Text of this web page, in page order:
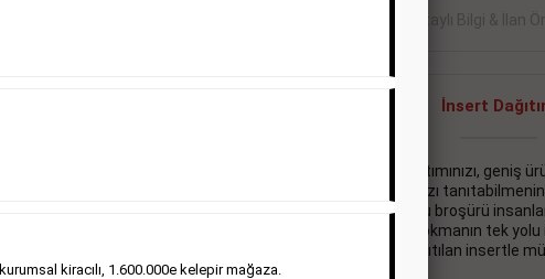
Detaylı Bilgi & İlan
daha ekonomiktir.
İnsert
Firma tanıtımınızı, geniş
promosyonlarınızı
dağıtmaktır. Bu broşürü
içine kadar sokmanın tek
içerisinde dağıtılan insertle
kiracılı, 1.600.000e kelepir mağaza.